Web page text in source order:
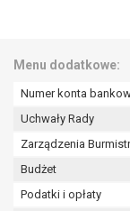
Menu dodatkowe:
Numer konta
Uchwały Rady
Zarządzenia
Budżet
Podatki i opłaty